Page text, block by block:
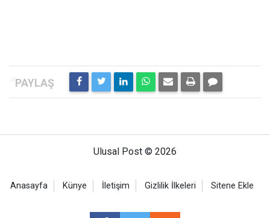
Ulusal Post © 2026
Anasayfa Künye İletişim Gizlilik İlkeleri Sitene Ekle